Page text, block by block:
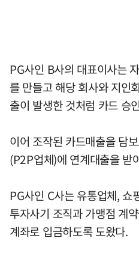
PG사인 B사의 대표이사는
를 만들고 해당 회사와 지인
출이 발생한 것처럼 카드 승
이어 조작된 카드매출을 담
(P2P업체)에 연계대출을 받
PG사인 C사는 유통업체, 쇼
투자사기 조직과 가맹점 계
계좌로 입금하도록 도왔다.